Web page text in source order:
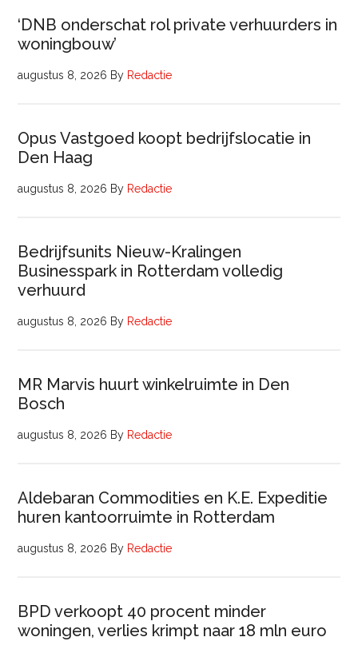
‘DNB onderschat rol private verhuurders in
woningbouw’
augustus 8, 2026 By Redactie
Opus Vastgoed koopt bedrijfslocatie in
Den Haag
augustus 8, 2026 By Redactie
Bedrijfsunits Nieuw-Kralingen
Businesspark in Rotterdam volledig
verhuurd
augustus 8, 2026 By Redactie
MR Marvis huurt winkelruimte in Den
Bosch
augustus 8, 2026 By Redactie
Aldebaran Commodities en K.E. Expeditie
huren kantoorruimte in Rotterdam
augustus 8, 2026 By Redactie
BPD verkoopt 40 procent minder
woningen, verlies krimpt naar 18 mln euro